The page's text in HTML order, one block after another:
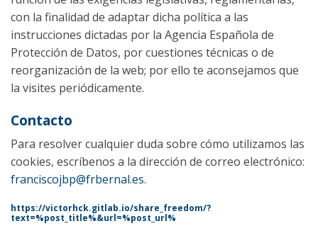
con la finalidad de adaptar dicha política a las
instrucciones dictadas por la Agencia Española de
Protección de Datos, por cuestiones técnicas o de
reorganización de la web; por ello te aconsejamos que
la visites periódicamente.
Contacto
Para resolver cualquier duda sobre cómo utilizamos las
cookies, escríbenos a la dirección de correo electrónico:
franciscojbp@frbernal.es.
https://victorhck.gitlab.io/share_freedom/?
text=%post_title%&url=%post_url%